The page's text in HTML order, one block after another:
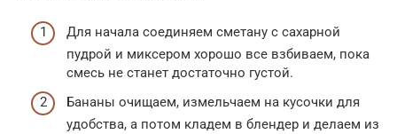
Для начала соединяем сметану с сахарной
пудрой и миксером хорошо все взбиваем, пока
смесь не станет достаточно густой.
Бананы очищаем, измельчаем на кусочки для
удобства, а потом кладем в блендер и делаем из